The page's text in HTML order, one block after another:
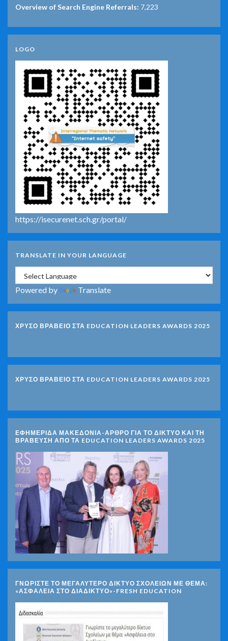
Overview of Search Engine Referrals: 7,223
LOGO
https://isecurenet.sch.gr/portal/
TRANSLATE IN YOUR LANGUAGE
Powered by Translate
ΧΡΥΣΟ ΒΡΑΒΕΙΟ ΣΤΑ EDUCATION LEADERS AWARDS 2025
ΧΡΥΣΟ ΒΡΑΒΕΙΟ ΣΤΑ EDUCATION LEADERS AWARDS 2025
ΕΦΗΜΕΡΙΔΑ ΜΑΚΕΔΟΝΙΑ-ΑΡΘΡΟ ΓΙΑ ΤΟ ΔΙΚΤΥΟ ΚΑΙ ΤΗ
ΒΡΑΒΕΥΣΗ ΑΠΟ ΤΑ EDUCATION LEADERS AWARDS 2025
ΓΝΩΡΊΣΤΕ ΤΟ ΜΕΓΑΛΎΤΕΡΟ ΔΊΚΤΥΟ ΣΧΟΛΕΊΩΝ ΜΕ ΘΈΜΑ:
«ΑΣΦΆΛΕΙΑ ΣΤΟ ΔΙΑΔΊΚΤΥΟ»-FRESH EDUCATION